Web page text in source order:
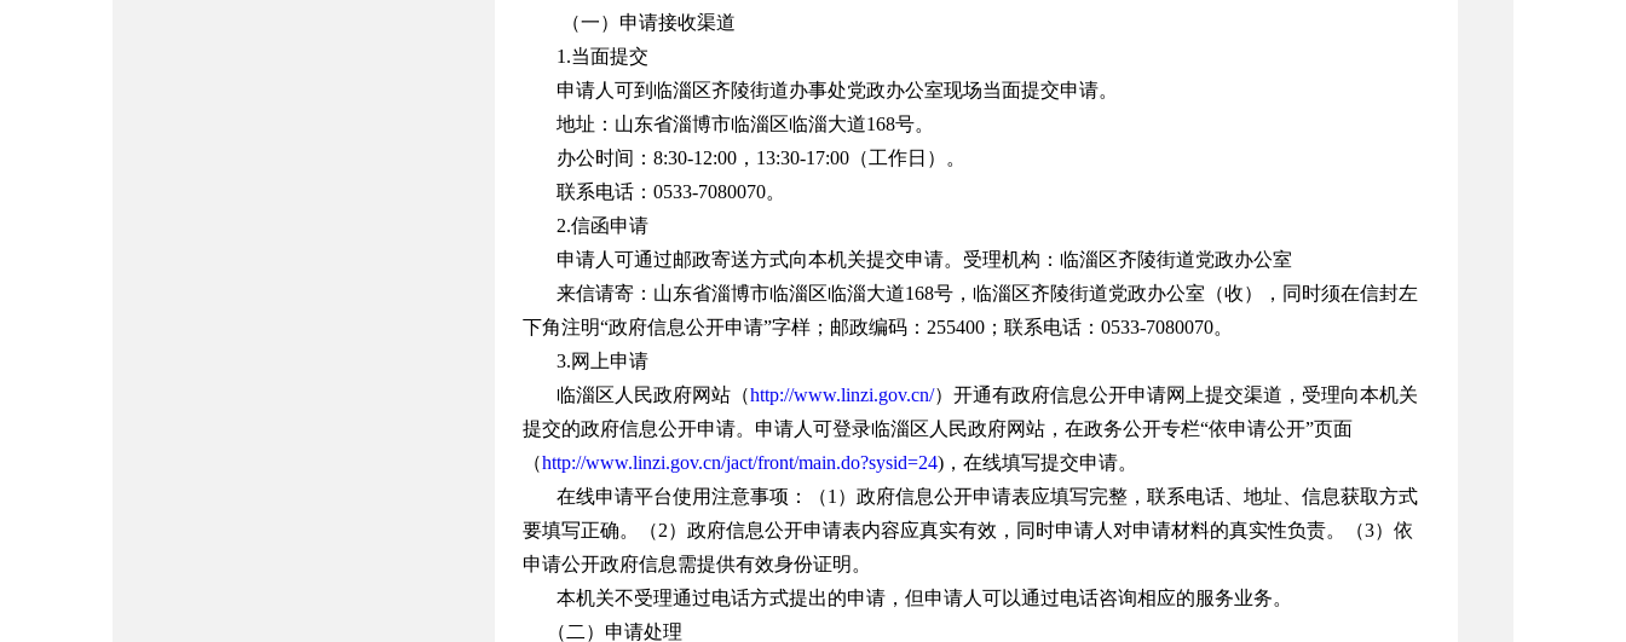
（一）申请接收渠道
1.当面提交
申请人可到临淄区齐陵街道办事处党政办公室现场当面提交申请。
地址：山东省淄博市临淄区临淄大道168号。
办公时间：8:30-12:00，13:30-17:00（工作日）。
联系电话：0533-7080070。
2.信函申请
申请人可通过邮政寄送方式向本机关提交申请。受理机构：临淄区齐陵街道党政办公室
来信请寄：山东省淄博市临淄区临淄大道168号，临淄区齐陵街道党政办公室（收），同时须在信封左
下角注明“政府信息公开申请”字样；邮政编码：255400；联系电话：0533-7080070。
3.网上申请
临淄区人民政府网站（http://www.linzi.gov.cn/）开通有政府信息公开申请网上提交渠道，受理向本机关
提交的政府信息公开申请。申请人可登录临淄区人民政府网站，在政务公开专栏“依申请公开”页面
（http://www.linzi.gov.cn/jact/front/main.do?sysid=24)，在线填写提交申请。
在线申请平台使用注意事项：（1）政府信息公开申请表应填写完整，联系电话、地址、信息获取方式
要填写正确。（2）政府信息公开申请表内容应真实有效，同时申请人对申请材料的真实性负责。（3）依
申请公开政府信息需提供有效身份证明。
本机关不受理通过电话方式提出的申请，但申请人可以通过电话咨询相应的服务业务。
（二）申请处理